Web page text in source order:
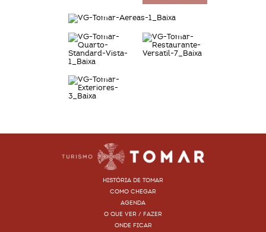
HISTÓRIA DE TOMAR
COMO CHEGAR
AGENDA
O QUE VER / FAZER
ONDE FICAR